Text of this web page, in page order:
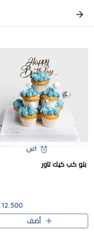
1س
بلو كب كيك تاور
12.500 دك
أضف